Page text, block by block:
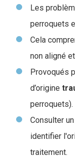
Les
perroquets
Cela
non aligné et
Provoqués
d’origine
perroquets).
Consulter
identifier
traitement.